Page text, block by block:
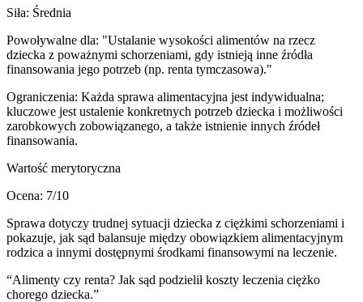
Siła: Średnia
Powoływalne dla: "Ustalanie wysokości alimentów na rzecz
dziecka z poważnymi schorzeniami, gdy istnieją inne źródła
finansowania jego potrzeb (np. renta tymczasowa)."
Ograniczenia: Każda sprawa alimentacyjna jest indywidualna;
kluczowe jest ustalenie konkretnych potrzeb dziecka i możliwości
zarobkowych zobowiązanego, a także istnienie innych źródeł
finansowania.
Wartość merytoryczna
Ocena: 7/10
Sprawa dotyczy trudnej sytuacji dziecka z ciężkimi schorzeniami i
pokazuje, jak sąd balansuje między obowiązkiem alimentacyjnym
rodzica a innymi dostępnymi środkami finansowymi na leczenie.
“Alimenty czy renta? Jak sąd podzielił koszty leczenia ciężko
chorego dziecka.”